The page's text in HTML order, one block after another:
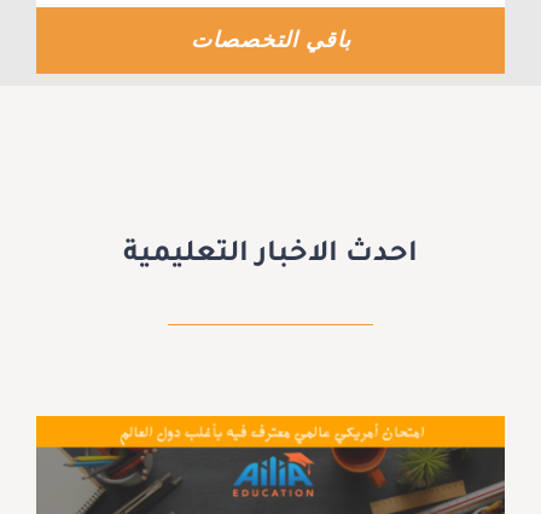
باقي التخصصات
احدث الاخبار التعليمية